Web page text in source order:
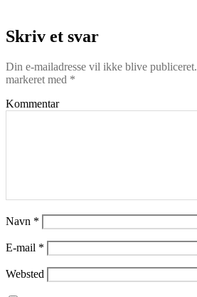
Skriv et svar
Din e-mailadresse vil ikke blive publiceret.
markeret med *
Kommentar
Navn *
E-mail *
Websted